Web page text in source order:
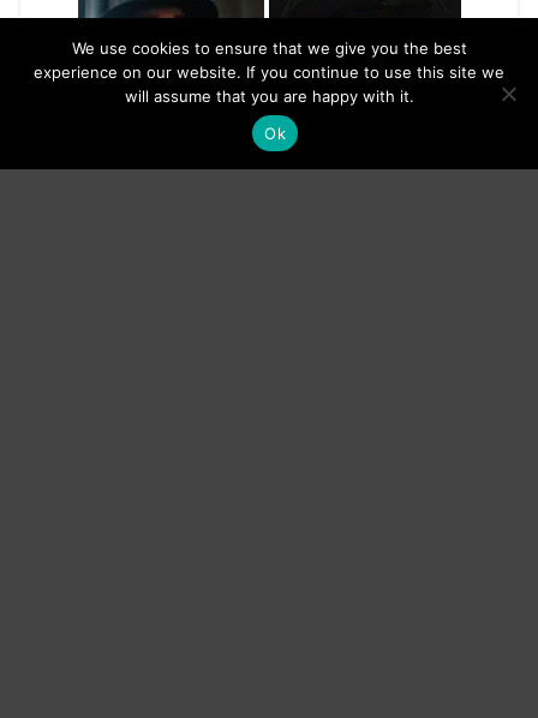
We use cookies to ensure that we give you the best
experience on our website. If you continue to use this site we
will assume that you are happy with it.
Ok